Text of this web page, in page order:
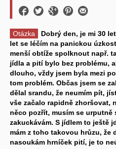
Otázka
Dobrý den, je mi 30
let se léčím na panickou
menší obtíže spolknout např.
jídla a pití bylo bez problému,
dlouho, vždy jsem byla mezi
tom problém. Občas jsem se
dělal srandu, že neumím pít,
vše začalo rapidně zhoršovat,
něco pozřít, musím se
zakuckávám. S jídlem to ještě
mám z toho takovou hrůzu, že
nasoukám hrníček pití, je to